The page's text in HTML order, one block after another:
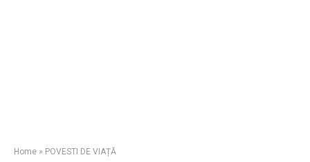
Home » POVESTI DE VIAȚĂ